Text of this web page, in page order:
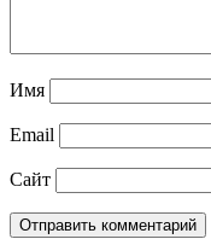
Имя
Email
Сайт